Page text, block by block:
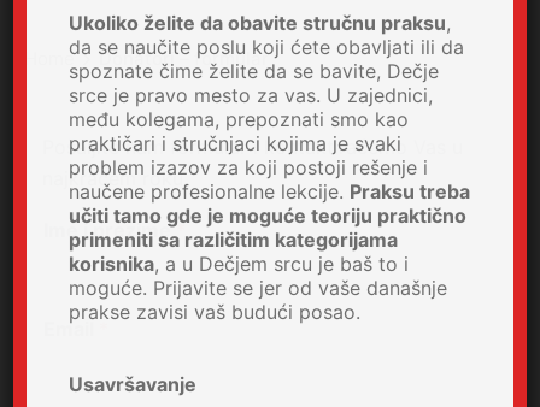
Home Donatori – formular
Pošaljite nam formular i kontaktiraćemo Vas u
najkraćem roku.
Ime i prezime*
Email
Ukoliko želite da obavite stručnu praksu,
da se naučite poslu koji ćete obavljati ili da
spoznate čime želite da se bavite, Dečje
srce je pravo mesto za vas. U zajednici,
među kolegama, prepoznati smo kao
praktičari i stručnjaci kojima je svaki
problem izazov za koji postoji rešenje i
naučene profesionalne lekcije. Praksu treba
učiti tamo gde je moguće teoriju praktično
primeniti sa različitim kategorijama
korisnika, a u Dečjem srcu je baš to i
moguće. Prijavite se jer od vaše današnje
prakse zavisi vaš budući posao.
Usavršavanje